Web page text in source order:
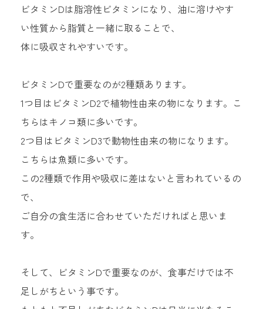
TEL: 044-722-3777
受付時間：10:00〜21:45（定休日なし）
サンヴィラージュ102
ビタミンDは脂溶性ビタミンになり、油に溶けやす
い性質から脂質と一緒に取ることで、
体に吸収されやすいです。
ビタミンDで重要なのが2種類あります。
1つ目はビタミンD2で植物性由来の物になります。こ
ちらはキノコ類に多いです。
2つ目はビタミンD3で動物性由来の物になります。
こちらは魚類に多いです。
この2種類で作用や吸収に差はないと言われているの
で、
ご自分の食生活に合わせていただければと思いま
す。
そして、ビタミンDで重要なのが、食事だけでは不
足しがちという事です。